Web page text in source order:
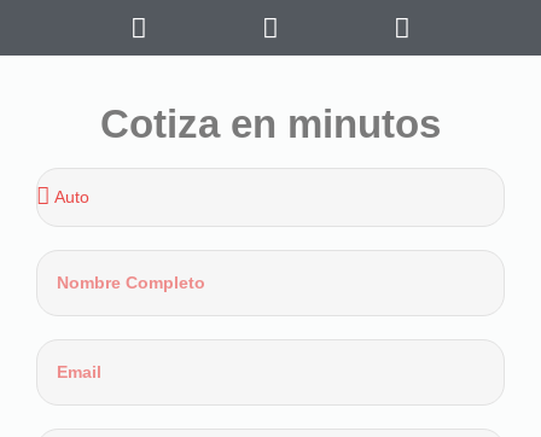
Cotiza en minutos